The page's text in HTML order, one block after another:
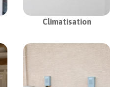
Climatisation